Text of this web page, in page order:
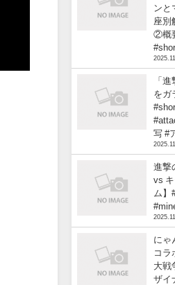
ンと
座別
②概
「
をガ
写 #
進撃
vs
ム】
にゃ
コラ
大戦
ザイ